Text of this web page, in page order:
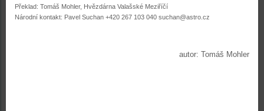
Překlad: Tomáš Mohler, Hvězdárna Valašské Meziříčí
Národní kontakt: Pavel Suchan +420 267 103 040 suchan@astro.cz
autor: Tomáš Mohler